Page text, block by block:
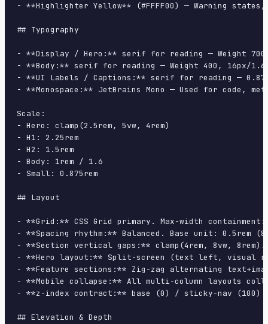
- **Highlighter Yellow** (#FFFF00) — Warning
## Typography
- **Display / Hero:** serif for reading — Weight
- **Body:** serif for reading — Weight 400, 16px/
- **UI Labels / Captions:** serif for reading —
- **Monospace:** JetBrains Mono — Used for code,
Scale:
- Hero: clamp(2.5rem, 5vw, 4rem)
- H1: 2.25rem
- H2: 1.5rem
- Body: 1rem / 1.6
- Small: 0.875rem
## Layout
- **Grid:** CSS Grid primary. Max-width
- **Spacing rhythm:** Balanced. Base unit: 0.5rem
- **Section vertical gaps:** clamp(4rem, 8vw, 8rem).
- **Hero layout:** Split-screen (text left, visual
- **Feature sections:** Zig-zag alternating
- **Mobile collapse:** All multi-column layouts
- **z-index contract:** base (0) / sticky-nav
## Elevation & Depth